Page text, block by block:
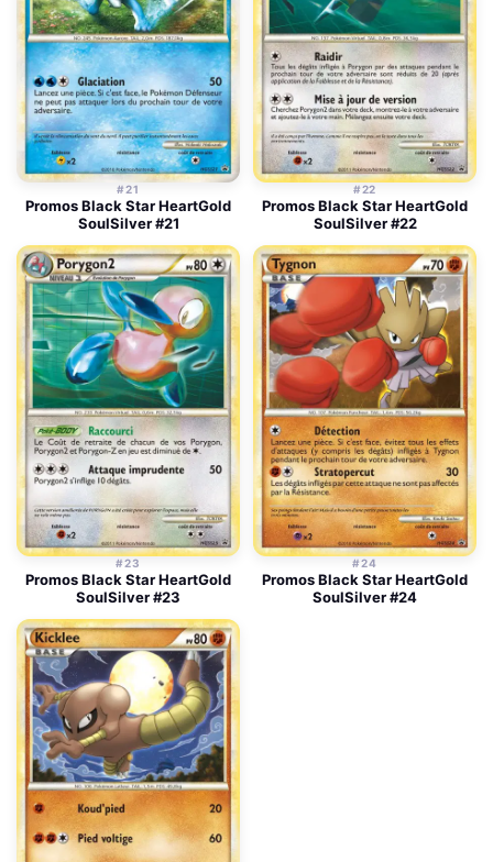
#21
Promos Black Star HeartGold
SoulSilver #21
#22
Promos Black Star HeartGold
SoulSilver #22
#23
Promos Black Star HeartGold
SoulSilver #23
#24
Promos Black Star HeartGold
SoulSilver #24